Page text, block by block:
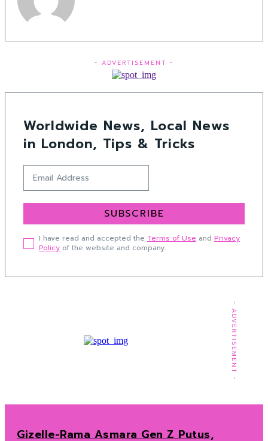
- ADVERTISEMENT -
Worldwide News, Local News
in London, Tips & Tricks
SUBSCRIBE
I have read and accepted the Terms of Use and Privacy
Policy of the website and company.
- ADVERTISEMENT -
Gizelle-Rama Asmara Gen Z Putus,